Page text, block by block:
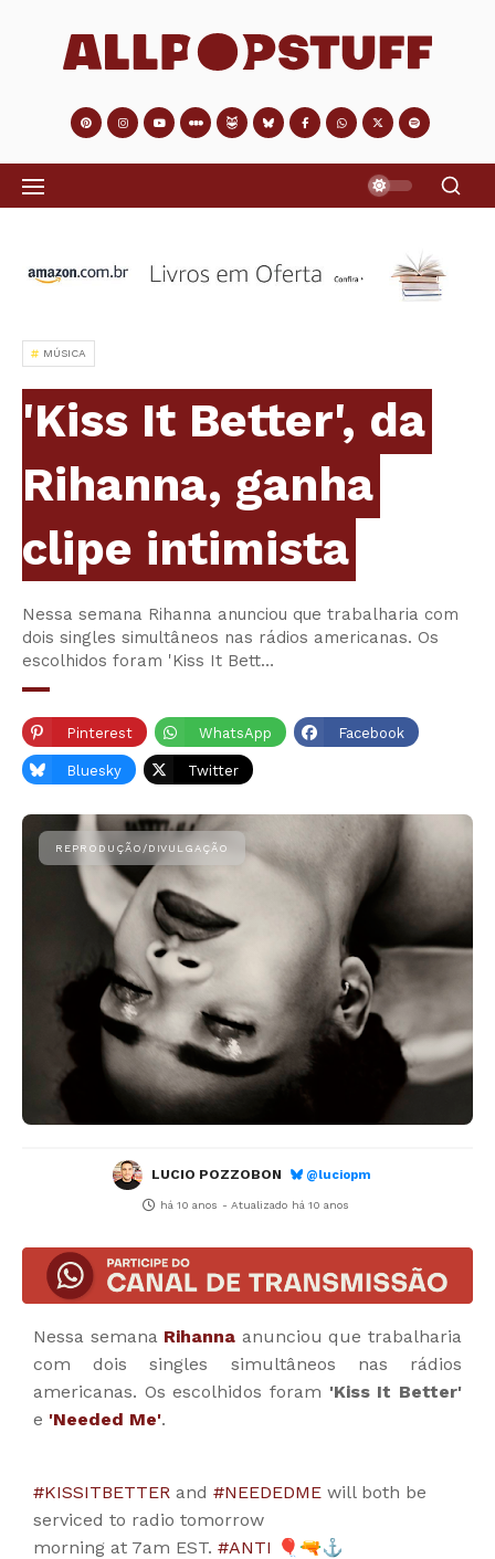
MÚSICA
'Kiss It Better', da
Rihanna, ganha
clipe intimista
Nessa semana Rihanna anunciou que trabalharia com
dois singles simultâneos nas rádios americanas. Os
escolhidos foram 'Kiss It Bett…
Pinterest WhatsApp Facebook
Bluesky Twitter
LUCIO POZZOBON @luciopm
há 10 anos - Atualizado há 10 anos
Nessa semana Rihanna anunciou que trabalharia
com dois singles simultâneos nas rádios
americanas. Os escolhidos foram 'Kiss It Better'
e 'Needed Me'.
#KISSITBETTER and #NEEDEDME will both be
serviced to radio tomorrow
morning at 7am EST. #ANTI 🎈🔫⚓️